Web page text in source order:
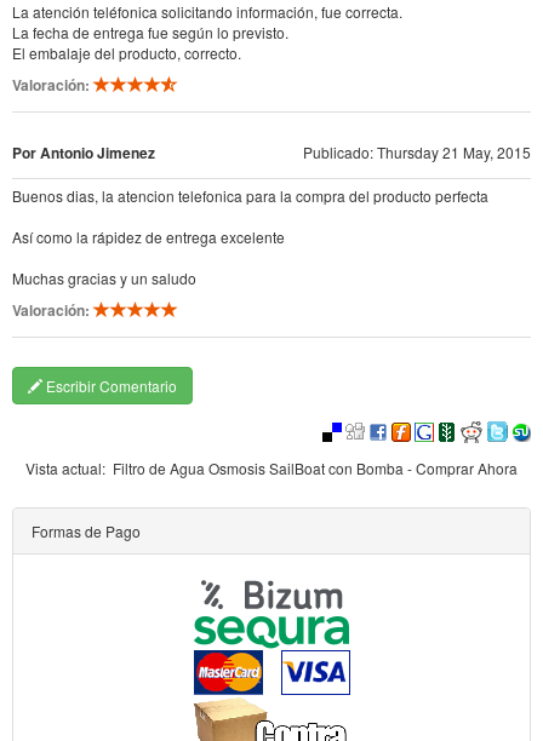
La atención teléfonica solicitando información, fue correcta.
La fecha de entrega fue según lo previsto.
El embalaje del producto, correcto.
Valoración:
Por Antonio Jimenez Publicado: Thursday 21 May, 2015
Buenos dias, la atencion telefonica para la compra del producto perfecta
Así como la rápidez de entrega excelente
Muchas gracias y un saludo
Valoración:
Escribir Comentario
Vista actual: Filtro de Agua Osmosis SailBoat con Bomba - Comprar Ahora
Formas de Pago